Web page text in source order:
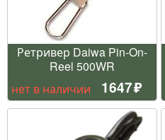
Ретривер Daiwa Pin-On-
Reel 500WR
нет в наличии
1647